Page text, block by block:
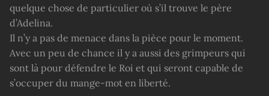
quelque chose de particulier où s’il trouve le père
d’Adelina.
Il n’y a pas de menace dans la pièce pour le moment.
Avec un peu de chance il y a aussi des grimpeurs qui
sont là pour défendre le Roi et qui seront capable de
s’occuper du mange-mot en liberté.